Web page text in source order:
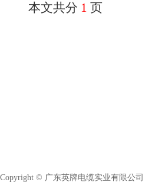
本文共分 1 页
Copyright © 广东英牌电缆实业有限公司